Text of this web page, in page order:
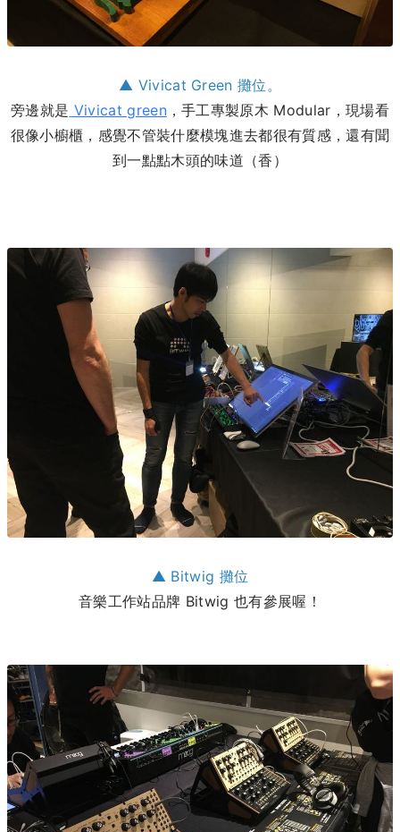
▲ Vivicat Green 攤位。
旁邊就是 Vivicat green，手工專製原木 Modular，現場看
很像小櫥櫃，感覺不管裝什麼模塊進去都很有質感，還有聞
到一點點木頭的味道（香）
▲ Bitwig 攤位
音樂工作站品牌 Bitwig 也有參展喔！